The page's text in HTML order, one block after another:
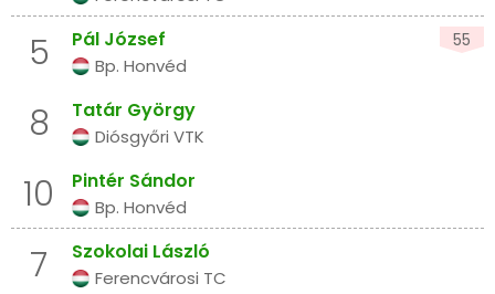
5 Pál József 55
Bp. Honvéd
8 Tatár György
Diósgyőri VTK
10 Pintér Sándor
Bp. Honvéd
7 Szokolai László
Ferencvárosi TC